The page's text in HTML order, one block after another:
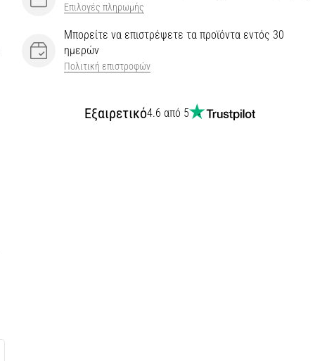
Επιλογές πληρωμής
Μπορείτε να επιστρέψετε τα προϊόντα εντός 30
ημερών
Πολιτική επιστροφών
Εξαιρετικό4.6 από 5